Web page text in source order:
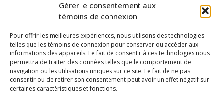
Gérer le consentement aux
témoins de connexion
Pour offrir les meilleures expériences, nous utilisons des technologies
telles que les témoins de connexion pour conserver ou accéder aux
informations des appareils. Le fait de consentir à ces technologies nous
permettra de traiter des données telles que le comportement de
navigation ou les utilisations uniques sur ce site. Le fait de ne pas
consentir ou de retirer son consentement peut avoir un effet négatif sur
certaines caractéristiques et fonctions.
Réseaux sociaux
facebook